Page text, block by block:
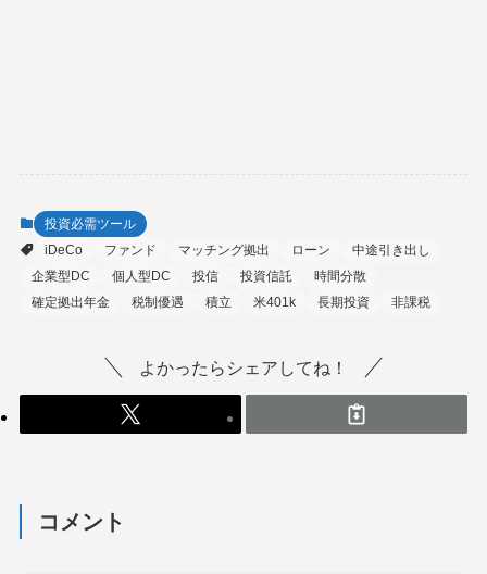
投資必需ツール
iDeCo
ファンド マッチング拠出 ローン
中途引き出し
企業型DC
個人型DC 投信 投資信託
時間分散
確定拠出年金
税制優遇 積立 米401k 長期投資 非課税
よかったらシェアしてね！
コメント